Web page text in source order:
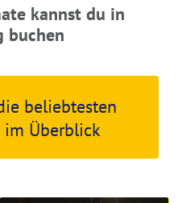
kannst du in
buchen
beliebtesten
im Überblick